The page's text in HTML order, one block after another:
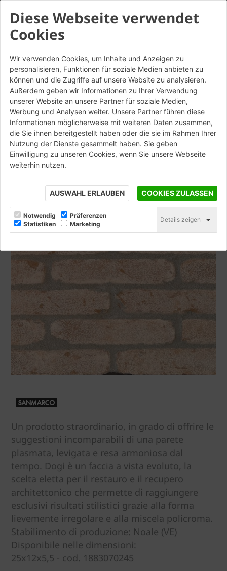
Diese Webseite verwendet
Cookies
Wir verwenden Cookies, um Inhalte und Anzeigen zu
personalisieren, Funktionen für soziale Medien anbieten zu
können und die Zugriffe auf unsere Website zu analysieren.
Außerdem geben wir Informationen zu Ihrer Verwendung
unserer Website an unsere Partner für soziale Medien,
Werbung und Analysen weiter. Unsere Partner führen diese
Informationen möglicherweise mit weiteren Daten zusammen,
die Sie ihnen bereitgestellt haben oder die sie im Rahmen Ihrer
Nutzung der Dienste gesammelt haben. Sie geben
Einwilligung zu unseren Cookies, wenn Sie unsere Webseite
weiterhin nutzen.
AUSWAHL ERLAUBEN COOKIES ZULASSEN
Notwendig
Präferenzen
Statistiken
Marketing
Details zeigen
Dogi Scialbato Rosso -
Mattone
STAMPA
Un prodotto straordinario, in grado di offrire le
suggestioni incomparabili di una parete
plasmata, levigata e resa armoniosa dal
tempo. Dogi è un faccia a vista evoluto, la
scelta eletta per il restauro e il recupero
architettonico che permette di raggiungere
esclusivi risultati stilistici grazie alla forma
lievemente irregolare e alla miscela policroma.
Stabilimento di produzione: Noale (VE)
Disponibile nelle dimensioni:
25x12x5,5 - cod. 1883070245